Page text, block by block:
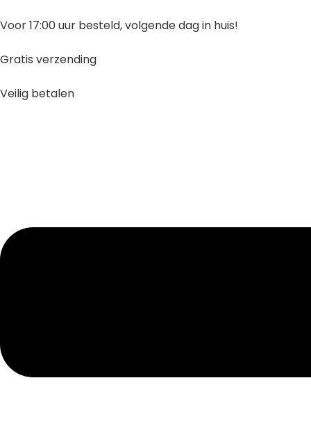
naar
Voor 17:00 uur besteld, volgende dag in huis!
Gratis verzending
Veilig betalen